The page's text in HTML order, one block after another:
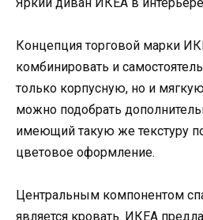
Концепция торговой марки
комбинировать и
только корпусную, но и
можно подобрать
имеющий такую же текстуру
цветовое оформление.
Центральным компонентом
является кровать. ИКЕА